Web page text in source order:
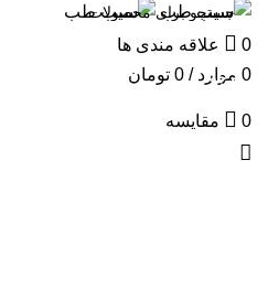
0
علاقه مندی ها
0 موارد /
0 تومان
جست
و جو
0 مقایسه